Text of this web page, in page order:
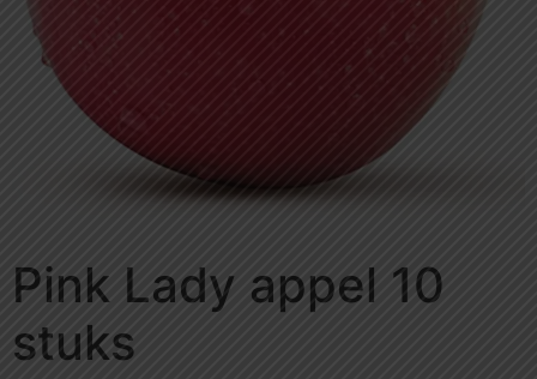
Pink Lady appel 10
stuks